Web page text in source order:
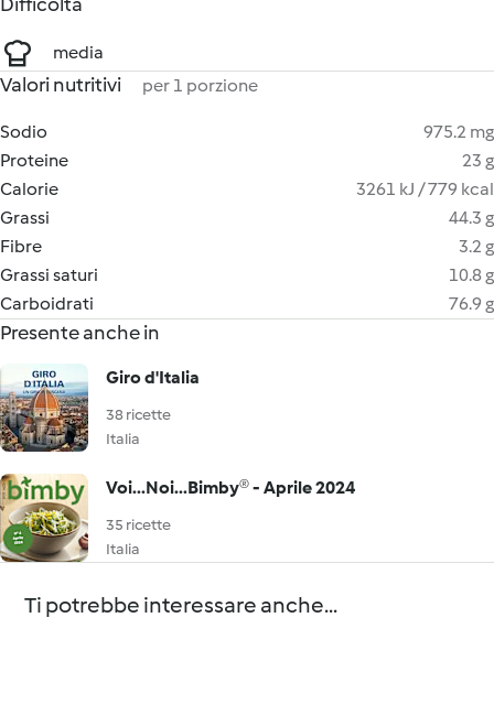
media
Valori nutritivi per 1 porzione
Sodio
975.2 mg
Proteine
23 g
Calorie
3261 kJ / 779 kcal
Grassi
44.3 g
Fibre
3.2 g
Grassi saturi
10.8 g
Carboidrati
76.9 g
Presente anche in
Giro d'Italia
38 ricette
Italia
Voi...Noi...Bimby® - Aprile 2024
35 ricette
Italia
Ti potrebbe interessare anche...